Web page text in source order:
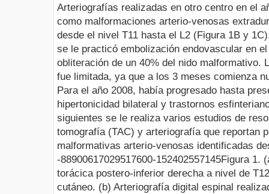
Arteriografías realizadas en otro centro en el
como malformaciones arterio-venosas
desde el nivel T11 hasta el L2 (Figura 1B y
se le practicó embolización endovascular en
obliteración de un 40% del nido malformativo.
fue limitada, ya que a los 3 meses comienza
Para el año 2008, había progresado hasta
hipertonicidad bilateral y trastornos
siguientes se le realiza varios estudios de
tomografía (TAC) y arteriografía que reportan
malformativas arterio-venosas identificadas
-88900617029517600-152402557145Figura 1.
torácica postero-inferior derecha a nivel de
cutáneo. (b) Arteriografía digital espinal